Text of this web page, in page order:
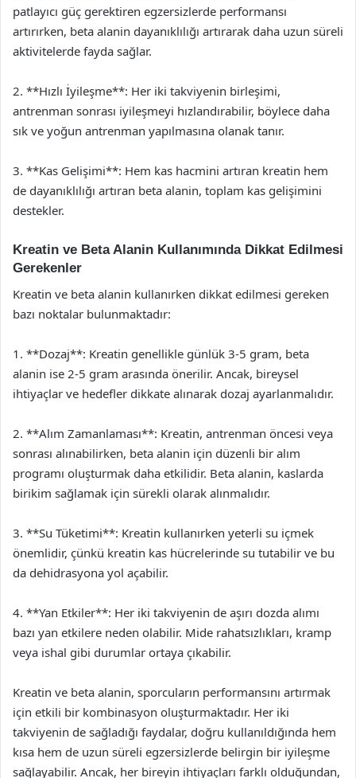
patlayıcı güç gerektiren egzersizlerde performansı
artırırken, beta alanin dayanıklılığı artırarak daha uzun süreli
aktivitelerde fayda sağlar.
2. **Hızlı İyileşme**: Her iki takviyenin birleşimi,
antrenman sonrası iyileşmeyi hızlandırabilir, böylece daha
sık ve yoğun antrenman yapılmasına olanak tanır.
3. **Kas Gelişimi**: Hem kas hacmini artıran kreatin hem
de dayanıklılığı artıran beta alanin, toplam kas gelişimini
destekler.
Kreatin ve Beta Alanin Kullanımında Dikkat Edilmesi
Gerekenler
Kreatin ve beta alanin kullanırken dikkat edilmesi gereken
bazı noktalar bulunmaktadır:
1. **Dozaj**: Kreatin genellikle günlük 3-5 gram, beta
alanin ise 2-5 gram arasında önerilir. Ancak, bireysel
ihtiyaçlar ve hedefler dikkate alınarak dozaj ayarlanmalıdır.
2. **Alım Zamanlaması**: Kreatin, antrenman öncesi veya
sonrası alınabilirken, beta alanin için düzenli bir alım
programı oluşturmak daha etkilidir. Beta alanin, kaslarda
birikim sağlamak için sürekli olarak alınmalıdır.
3. **Su Tüketimi**: Kreatin kullanırken yeterli su içmek
önemlidir, çünkü kreatin kas hücrelerinde su tutabilir ve bu
da dehidrasyona yol açabilir.
4. **Yan Etkiler**: Her iki takviyenin de aşırı dozda alımı
bazı yan etkilere neden olabilir. Mide rahatsızlıkları, kramp
veya ishal gibi durumlar ortaya çıkabilir.
Kreatin ve beta alanin, sporcuların performansını artırmak
için etkili bir kombinasyon oluşturmaktadır. Her iki
takviyenin de sağladığı faydalar, doğru kullanıldığında hem
kısa hem de uzun süreli egzersizlerde belirgin bir iyileşme
sağlayabilir. Ancak, her bireyin ihtiyaçları farklı olduğundan,